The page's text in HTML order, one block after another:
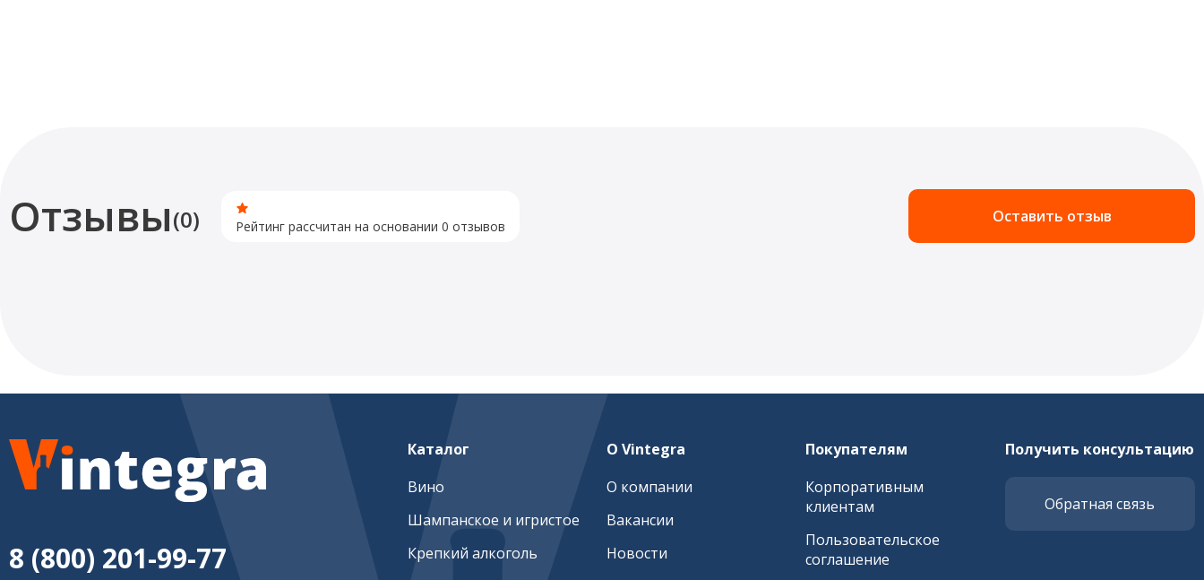
Отзывы(0) Рейтинг рассчитан на основании 0 отзывов Оставить отзыв
8 (800) 201-99-77
Каталог
Вино
Шампанское и игристое
Крепкий алкоголь
О Vintegra
О компании
Вакансии
Новости
Покупателям
Корпоративным
клиентам
Пользовательское
соглашение
Получить консультацию
Обратная связь